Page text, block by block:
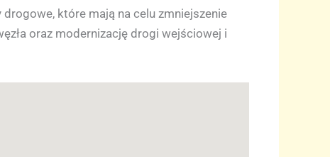
które mają na celu zmniejszenie
oraz modernizację drogi wejściowej i